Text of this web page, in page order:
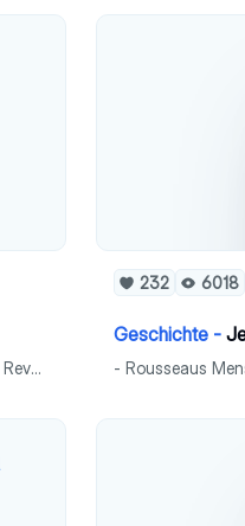
Analyse der Karikatur „Hoffentlich hat das Spiel bald ein Ende!“ Thema: Französische Revolution
232 6018
Geschichte -